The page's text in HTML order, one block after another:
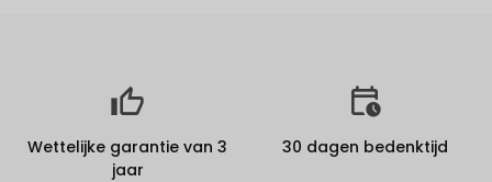
Wettelijke garantie van 3
jaar
30 dagen bedenktijd